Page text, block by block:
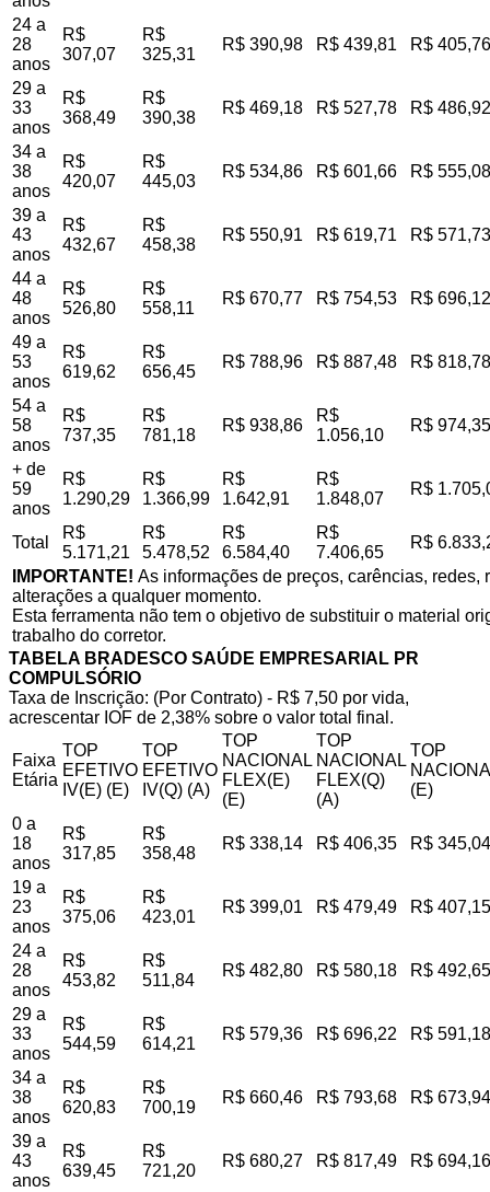
24 a
28
anos
R$
307,07
R$
325,31
R$ 390,98 R$ 439,81 R$ 405,76
29 a
33
anos
R$
368,49
R$
390,38
R$ 469,18 R$ 527,78 R$ 486,92
34 a
38
anos
R$
420,07
R$
445,03
R$ 534,86 R$ 601,66 R$ 555,08
39 a
43
anos
R$
432,67
R$
458,38
R$ 550,91 R$ 619,71 R$ 571,73
44 a
48
anos
R$
526,80
R$
558,11
R$ 670,77 R$ 754,53 R$ 696,12
49 a
53
anos
R$
619,62
R$
656,45
R$ 788,96 R$ 887,48 R$ 818,78
54 a
58
anos
R$
737,35
R$
781,18
R$ 938,86
R$
1.056,10
R$ 974,35
+ de
59
anos
R$
1.290,29
R$
1.366,99
R$
1.642,91
R$
1.848,07
R$
Total
R$
5.171,21
R$
5.478,52
R$
6.584,40
R$
7.406,65
R$
IMPORTANTE! As informações de preços, carências,
alterações a qualquer momento.
Esta ferramenta não tem o objetivo de substituir o material
trabalho do corretor.
TABELA BRADESCO SAÚDE EMPRESARIAL PR
COMPULSÓRIO
Taxa de Inscrição: (Por Contrato) - R$ 7,50 por vida,
acrescentar IOF de 2,38% sobre o valor total final.
Faixa
Etária
TOP
EFETIVO
IV(E) (E)
TOP
EFETIVO
IV(Q) (A)
TOP
NACIONAL
FLEX(E)
(E)
TOP
NACIONAL
FLEX(Q)
(A)
TOP
(E)
0 a
18
anos
R$
317,85
R$
358,48
R$ 338,14 R$ 406,35 R$ 345,04
19 a
23
anos
R$
375,06
R$
423,01
R$ 399,01 R$ 479,49 R$ 407,15
24 a
28
anos
R$
453,82
R$
511,84
R$ 482,80 R$ 580,18 R$ 492,65
29 a
33
anos
R$
544,59
R$
614,21
R$ 579,36 R$ 696,22 R$ 591,18
34 a
38
anos
R$
620,83
R$
700,19
R$ 660,46 R$ 793,68 R$ 673,94
39 a
43
anos
R$
639,45
R$
721,20
R$ 680,27 R$ 817,49 R$ 694,16